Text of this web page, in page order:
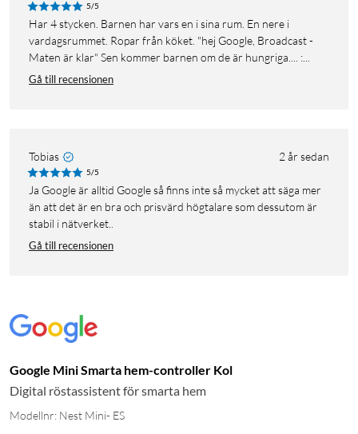
5/5
Har 4 stycken. Barnen har vars en i sina rum. En nere i
vardagsrummet. Ropar från köket. "hej Google, Broadcast -
Maten är klar" Sen kommer barnen om de är hungriga.... :...
Gå till recensionen
Tobias 2 år sedan
5/5
Ja Google är alltid Google så finns inte så mycket att säga mer
än att det är en bra och prisvärd högtalare som dessutom är
stabil i nätverket..
Gå till recensionen
Google Mini Smarta hem-controller Kol
Digital röstassistent för smarta hem
Modellnr: Nest Mini- ES